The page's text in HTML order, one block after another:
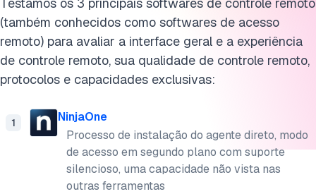
(também conhecidos como softwares de acesso
remoto) para avaliar a interface geral e a experiência
de controle remoto, sua qualidade de controle remoto,
protocolos e capacidades exclusivas:
1
NinjaOne
Processo de instalação do agente direto, modo
de acesso em segundo plano com suporte
silencioso, uma capacidade não vista nas
outras ferramentas
Metodologia de benchmark de software de controle
Perguntas frequentes
Cite esta pesquisa